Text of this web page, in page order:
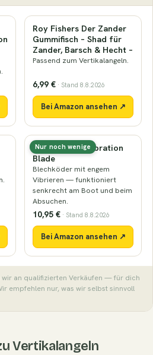
Roy Fishers Der Zander
Gummifisch – Shad für
Zander, Barsch & Hecht –
Passend zum Vertikalangeln.
6,99 € · Stand 8.8.2026
Bei Amazon ansehen ↗
Nur noch wenige
Nays MTL LF Vibration
Blade
Blechköder mit engem
Vibrieren — funktioniert
senkrecht am Boot und beim
Absuchen.
10,95 € · Stand 8.8.2026
Bei Amazon ansehen ↗
wir an qualifizierten Verkäufen — für dich
empfehlen nur, was wir selbst sinnvoll
Vertikalangeln